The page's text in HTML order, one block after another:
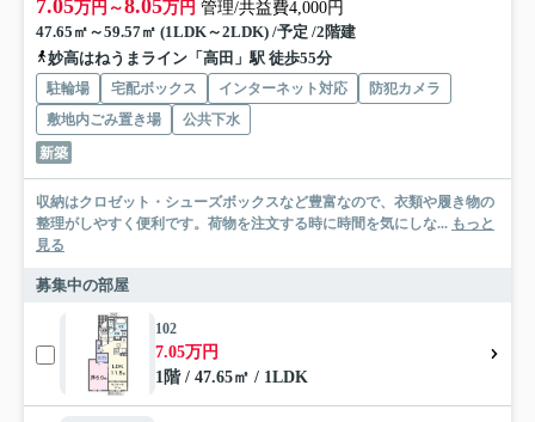
7.05万円～8.05万円 管理/共益費4,000円
47.65㎡～59.57㎡ (1LDK～2LDK) /予定 /2階建
妙高はねうまライン「高田」駅 徒歩55分
駐輪場 宅配ボックス インターネット対応
防犯カメラ
敷地内ごみ置き場
公共下水
新築
収納はクロゼット・シューズボックスなど豊富なので、衣類や履き物の
整理がしやすく便利です。荷物を注文する時に時間を気にしな... もっと
見る
募集中の部屋
102
7.05万円
1階 / 47.65㎡ / 1LDK